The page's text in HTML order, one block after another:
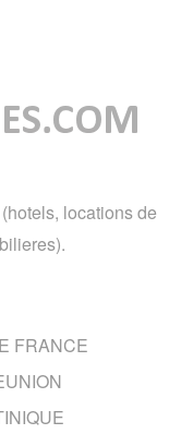
locations de
FRANCE